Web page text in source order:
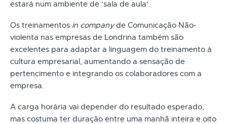
estará num ambiente de ‘sala de aula'.
Os treinamentos in companyde Comunicação Não-
violenta nas empresas de Londrina também são
excelentes para adaptar a linguagem do treinamento à
cultura empresarial, aumentando a sensação de
pertencimento e integrando os colaboradores com a
empresa.
A carga horária vai depender do resultado esperado,
mas costuma ter duração entre uma manhã inteira e oito